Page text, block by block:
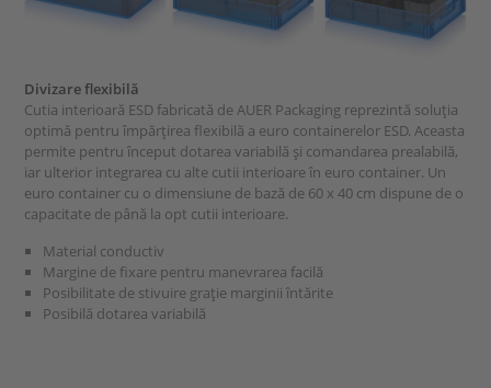
Divizare flexibilă
Cutia interioară ESD fabricată de AUER Packaging reprezintă soluţia
optimă pentru împărţirea flexibilă a euro containerelor ESD. Aceasta
permite pentru început dotarea variabilă şi comandarea prealabilă,
iar ulterior integrarea cu alte cutii interioare în euro container. Un
euro container cu o dimensiune de bază de 60 x 40 cm dispune de o
capacitate de până la opt cutii interioare.
Material conductiv
Margine de fixare pentru manevrarea facilă
Posibilitate de stivuire graţie marginii întărite
Posibilă dotarea variabilă